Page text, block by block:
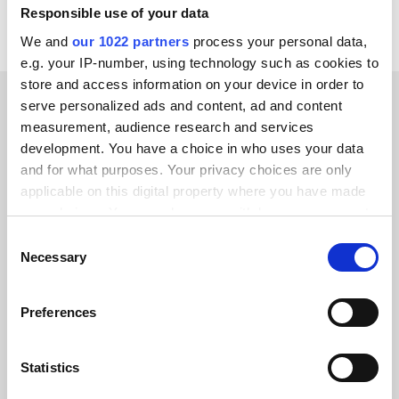
Responsible use of your data
We and our 1022 partners process your personal data,
e.g. your IP-number, using technology such as cookies to
store and access information on your device in order to
serve personalized ads and content, ad and content
measurement, audience research and services
development. You have a choice in who uses your data
and for what purposes. Your privacy choices are only
applicable on this digital property where you have made
your choices. You can change or withdraw your consent
the Privacy trigger icon.
Collect information about your geographical location
Identify your device by actively scanning it for
Selection
Necessary
Preferences
Statistics
KLANTVERHALEN
Lees wat onze tevreden
klanten te zeggen hebben
Alumio gaf ons voor het eerst controle
eindelijk waar alles naartoe gaat en
kunnen het op verschillende systemen